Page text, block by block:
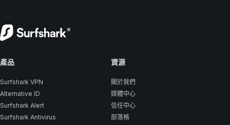
產品
Surfshark VPN
Alternative ID
Surfshark Alert
Surfshark Antivirus
資源
關於我們
媒體中心
信任中心
部落格